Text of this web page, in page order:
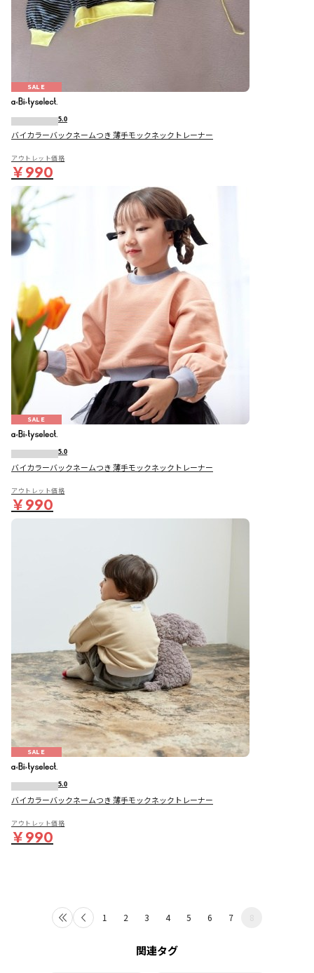
SALE
5.0
バイカラーバックネームつき 薄手モックネックトレーナー
アウトレット価格
￥990
SALE
5.0
バイカラーバックネームつき 薄手モックネックトレーナー
アウトレット価格
￥990
SALE
5.0
バイカラーバックネームつき 薄手モックネックトレーナー
アウトレット価格
￥990
1 2 3 4 5 6 7
関連タグ